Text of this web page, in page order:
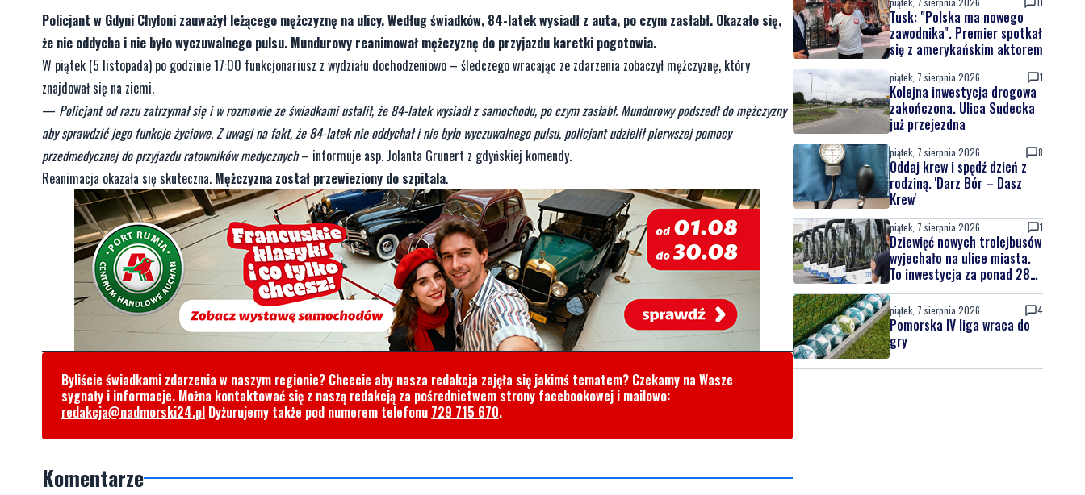
Policjant w Gdyni Chyloni zauważył leżącego mężczyznę na ulicy. Według świadków, 84-latek wysiadł z auta, po czym zasłabł. Okazało się,
że nie oddycha i nie było wyczuwalnego pulsu. Mundurowy reanimował mężczyznę do przyjazdu karetki pogotowia.
W piątek (5 listopada) po godzinie 17:00 funkcjonariusz z wydziału dochodzeniowo – śledczego wracając ze zdarzenia zobaczył mężczyznę, który
znajdował się na ziemi.
— Policjant od razu zatrzymał się i w rozmowie ze świadkami ustalił, że 84-latek wysiadł z samochodu, po czym zasłabł. Mundurowy podszedł do mężczyzny
aby sprawdzić jego funkcje życiowe. Z uwagi na fakt, że 84-latek nie oddychał i nie było wyczuwalnego pulsu, policjant udzielił pierwszej pomocy
przedmedycznej do przyjazdu ratowników medycznych– informuje asp. Jolanta Grunert z gdyńskiej komendy.
Reanimacja okazała się skuteczna. Mężczyzna został przewieziony do szpitala.
Byliście świadkami zdarzenia w naszym regionie? Chcecie aby nasza redakcja zajęła się jakimś tematem? Czekamy na Wasze
sygnały i informacje. Można kontaktować się z naszą redakcją za pośrednictwem strony facebookowej i mailowo:
redakcja@nadmorski24.pl Dyżurujemy także pod numerem telefonu 729 715 670.
Komentarze
Tusk: "Polska ma nowego
zawodnika". Premier spotkał
się z amerykańskim aktorem
piątek, 7 sierpnia 2026 1
Kolejna inwestycja drogowa
zakończona. Ulica Sudecka
już przejezdna
piątek, 7 sierpnia 2026 8
Oddaj krew i spędź dzień z
rodziną. 'Darz Bór – Dasz
Krew'
piątek, 7 sierpnia 2026 1
Dziewięć nowych trolejbusów
wyjechało na ulice miasta.
To inwestycja za ponad 28
mln zł
piątek, 7 sierpnia 2026 4
Pomorska IV liga wraca do
gry